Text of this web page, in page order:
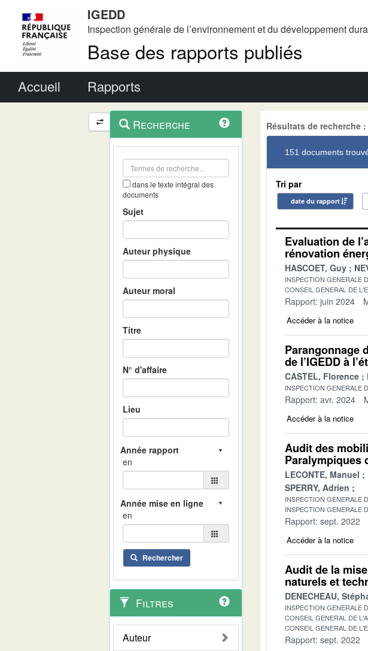
IGEDD
Inspection générale de l’environnement et du développement
Base des rapports publiés
Accueil Rapports
Navigation
et
outils
contextuel
Recherche
dans le texte intégral des
documents
Sujet
Auteur physique
Auteur moral
Titre
N° d'affaire
Lieu
en
en
Rechercher
Filtres
Auteur
Résultats de recherche
151 documents
Tri par
date du rapport
Evaluation de
rénovation
HASCOET, Guy
INSPECTION GENERALE
CONSEIL GENERAL DE
Rapport: juin 2024
Accéder à la notice
Parangonnage
de l’IGEDD à
CASTEL, Florence
INSPECTION GENERALE
Rapport: avr. 2024
Accéder à la notice
Audit des
Paralympiques
LECONTE, Manuel
SPERRY, Adrien
INSPECTION GENERALE
INSPECTION GENERALE
Rapport: sept. 2022
Accéder à la notice
Audit de la
naturels et
DENECHEAU,
INSPECTION GENERALE
CONSEIL GENERAL DE
CONSEIL GENERAL DE
Rapport: sept. 2022